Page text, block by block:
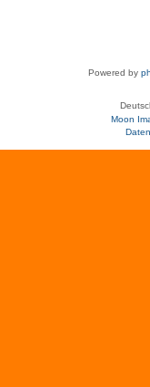
Powered by
Moon